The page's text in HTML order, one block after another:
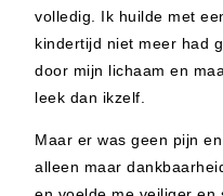
volledig. Ik huilde met
kindertijd niet meer had
door mijn lichaam en
leek dan ikzelf.
Maar er was geen pijn
alleen maar